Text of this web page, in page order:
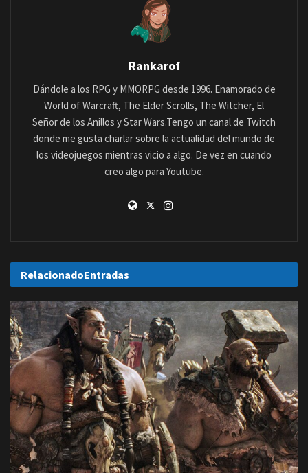
Rankarof
Dándole a los RPG y MMORPG desde 1996. Enamorado de
World of Warcraft, The Elder Scrolls, The Witcher, El
Señor de los Anillos y Star Wars.Tengo un canal de Twitch
donde me gusta charlar sobre la actualidad del mundo de
los videojuegos mientras vicio a algo. De vez en cuando
creo algo para Youtube.
RelacionadoEntradas